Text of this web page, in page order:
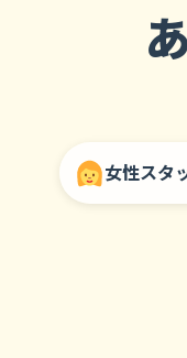
女性スタ